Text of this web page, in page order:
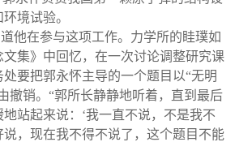
境试验。
他在参与这项工作。力学所的眭璞如
集》中回忆，在一次讨论调整研究课
要把郭永怀主导的一个题目以“无明
撤销。“郭所长静静地听着，直到最后
站起来说：‘我一直不说，不是我不
，现在我不得不说了，这个题目不能